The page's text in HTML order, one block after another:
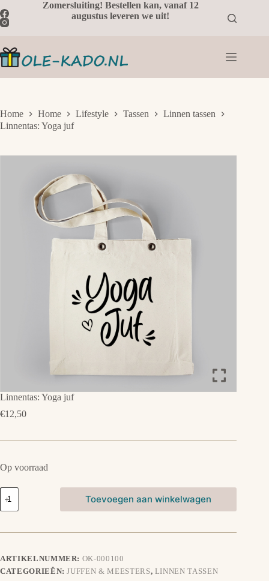
naar
de
Zomersluiting! Bestellen kan, vanaf 12
augustus leveren we uit!
Home Home Lifestyle Tassen
Linnen tassen
Linnentas: Yoga juf
Linnentas: Yoga juf
€12,50
Op voorraad
Linnentas:
Yoga
juf
Toevoegen aan winkelwagen
ARTIKELNUMMER: OK-000100
CATEGORIEËN:JUFFEN & MEESTERS, LINNEN TASSEN